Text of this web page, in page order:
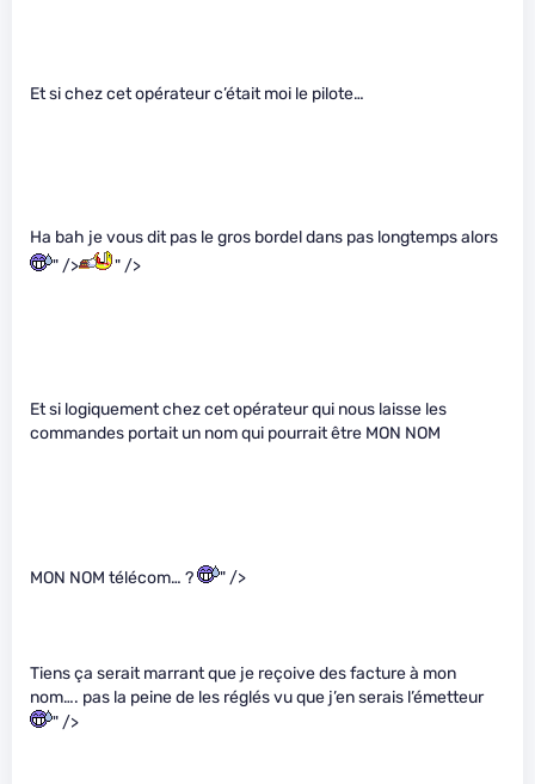
Et si chez cet opérateur c’était moi le pilote…
Ha bah je vous dit pas le gros bordel dans pas longtemps alors
" />
" />
Et si logiquement chez cet opérateur qui nous laisse les
commandes portait un nom qui pourrait être MON NOM
MON NOM télécom… ? " />
Tiens ça serait marrant que je reçoive des facture à mon
nom…. pas la peine de les réglés vu que j’en serais l’émetteur
" />